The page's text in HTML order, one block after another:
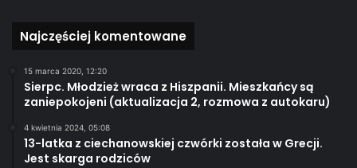
Najczęściej komentowane
15 marca 2020, 12:20
Sierpc. Młodzież wraca z Hiszpanii. Mieszkańcy są
zaniepokojeni (aktualizacja 2, rozmowa z autokaru)
4 kwietnia 2024, 05:08
13-latka z ciechanowskiej czwórki została w Grecji.
Jest skarga rodziców